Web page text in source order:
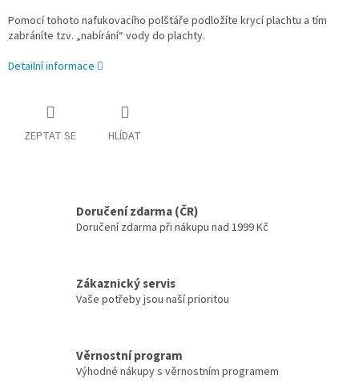
Pomocí tohoto nafukovacího polštáře podložíte krycí plachtu a tím
zabráníte tzv. „nabírání“ vody do plachty.
Detailní informace
ZEPTAT SE HLÍDAT
Doručení zdarma (ČR)
Doručení zdarma při nákupu nad 1999 Kč
Zákaznický servis
Vaše potřeby jsou naší prioritou
Věrnostní program
Výhodné nákupy s věrnostním programem